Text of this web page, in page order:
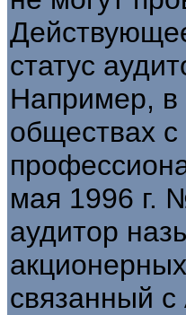
статус
Например, в
обществах с
мая 1996 г.
аудитор
связанный